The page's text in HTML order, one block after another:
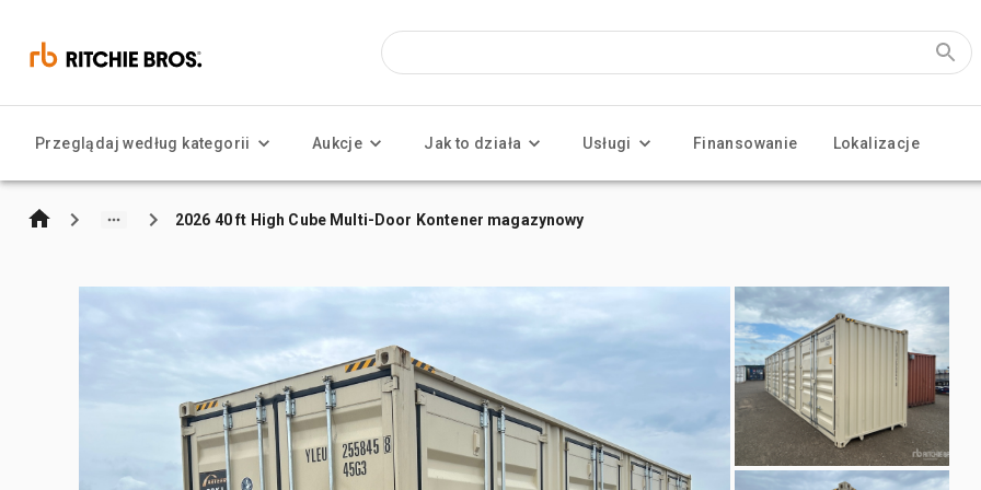
Przeglądaj według kategorii Aukcje Jak to działa Usługi Finansowanie Lokalizacje
2026 40 ft High Cube Multi-Door Kontener magazynowy